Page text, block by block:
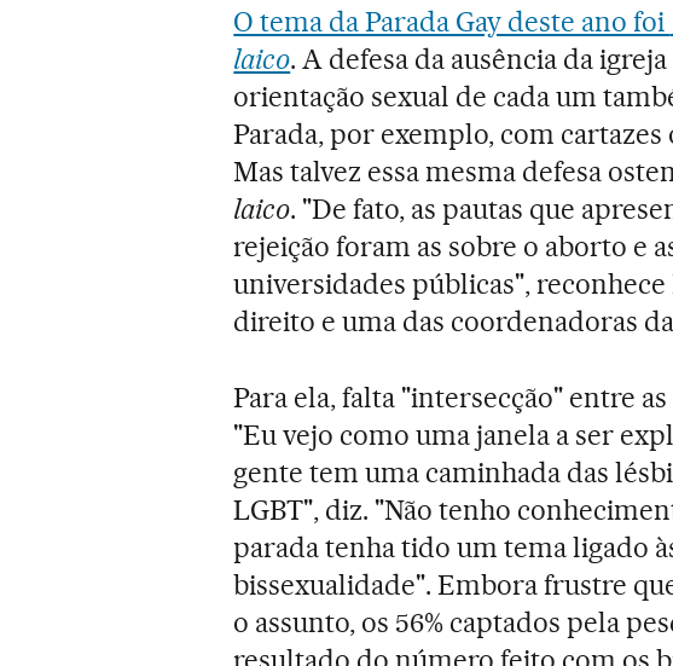
O tema da Parada Gay deste ano foi
laico. A defesa da ausência da
orientação sexual de cada um
Parada, por exemplo, com cartazes
Mas talvez essa mesma defesa
laico. "De fato, as pautas que
rejeição foram as sobre o aborto e
universidades públicas",
direito e uma das coordenadoras
Para ela, falta "intersecção" entre
"Eu vejo como uma janela a ser
gente tem uma caminhada das
LGBT", diz. "Não tenho
parada tenha tido um tema ligado
bissexualidade". Embora frustre
o assunto, os 56% captados pela